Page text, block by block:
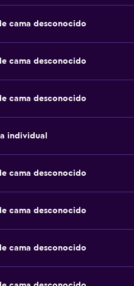
cama desconocido
cama desconocido
cama desconocido
individual
cama desconocido
cama desconocido
cama desconocido